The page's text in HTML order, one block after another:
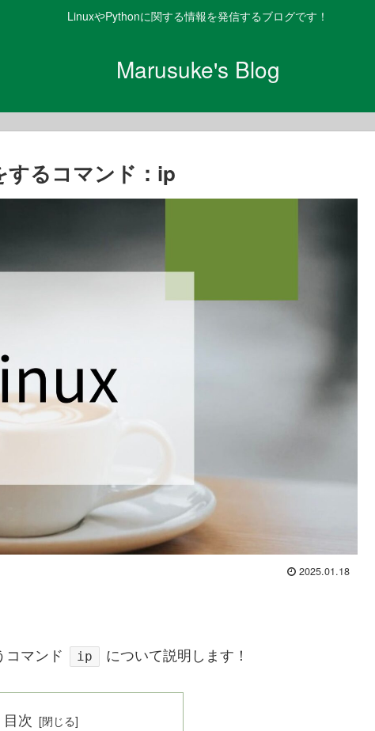
LinuxやPythonに関する情報を発信するブログです！
Marusuke's Blog
するコマンド：ip
2025.01.18
コマンド ip について説明します！
目次